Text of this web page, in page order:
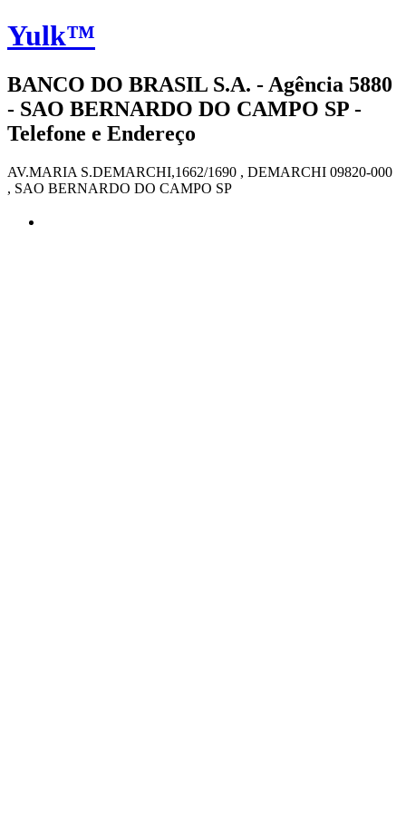
Yulk™
BANCO DO BRASIL S.A. - Agência 5880
- SAO BERNARDO DO CAMPO SP -
Telefone e Endereço
AV.MARIA S.DEMARCHI,1662/1690 , DEMARCHI 09820-000
, SAO BERNARDO DO CAMPO SP